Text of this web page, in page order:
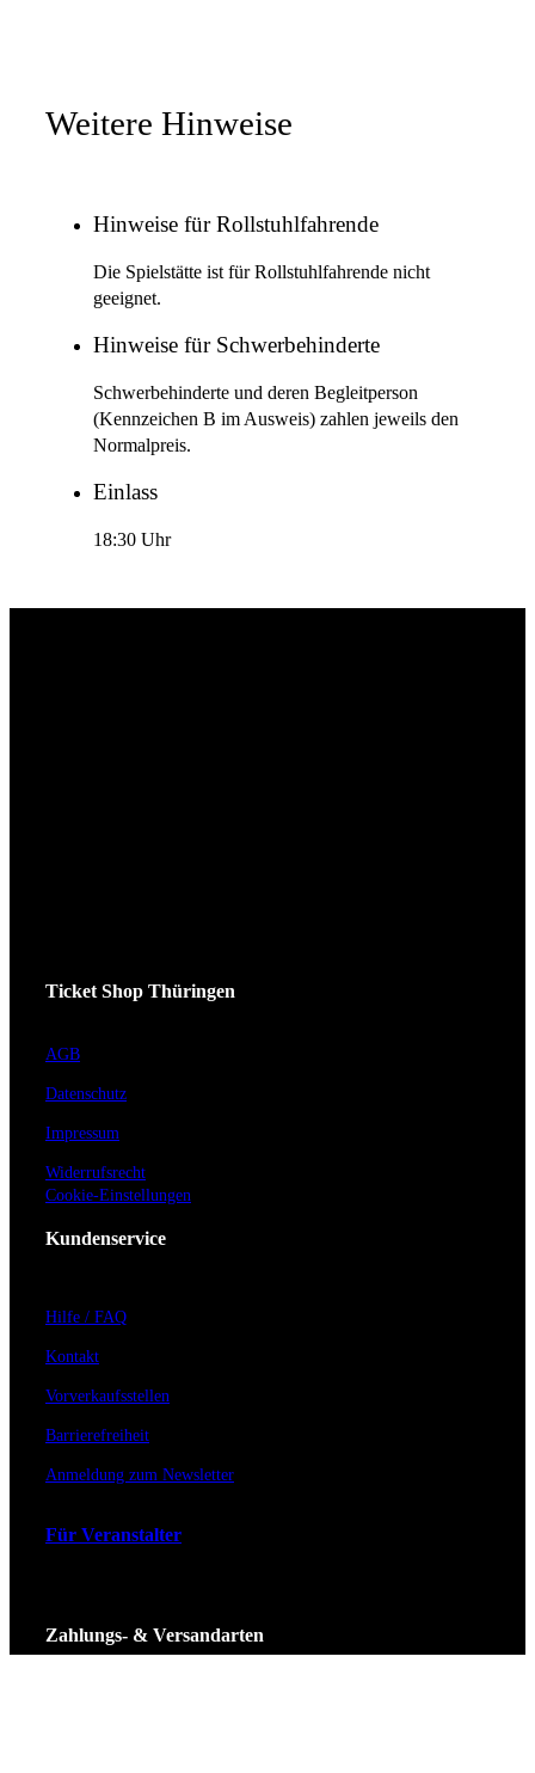
Weitere Hinweise
Hinweise für Rollstuhlfahrende
Die Spielstätte ist für Rollstuhlfahrende nicht
geeignet.
Hinweise für Schwerbehinderte
Schwerbehinderte und deren Begleitperson
(Kennzeichen B im Ausweis) zahlen jeweils den
Normalpreis.
Einlass
18:30 Uhr
Ticket Shop Thüringen
AGB
Datenschutz
Impressum
Widerrufsrecht
Cookie-Einstellungen
Kundenservice
Hilfe / FAQ
Kontakt
Vorverkaufsstellen
Barrierefreiheit
Anmeldung zum Newsletter
Für Veranstalter
Zahlungs- & Versandarten